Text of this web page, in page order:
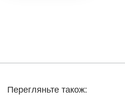
Перегляньте також: